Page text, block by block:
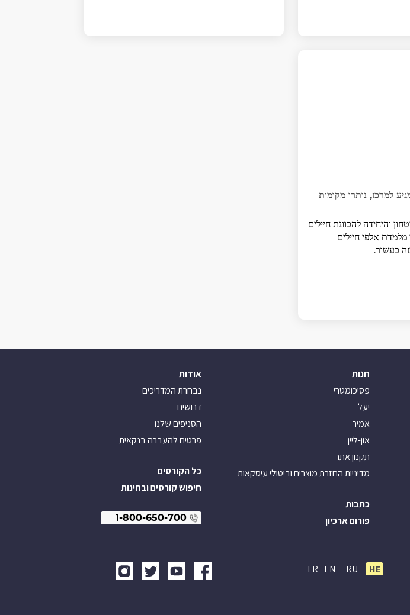
למרכז, נותרו מקומות
והיחידה להכוונת חיילים
אלפי חיילים
כעשור.
חנות
פסיכומטרי
יעל
אמיר
און-ליין
תקנון אתר
מדיניות החזרת מוצרים וביטולי עיסקאות
כתבות
פורום ארכיון
אודות
נבחרת המדריכים
דרושים
הסניפים שלנו
פרטים להעברה בנקאית
כל הקורסים
חיפוש קורסים ובחינות
1-800-650-700
HE
RU
EN
FR